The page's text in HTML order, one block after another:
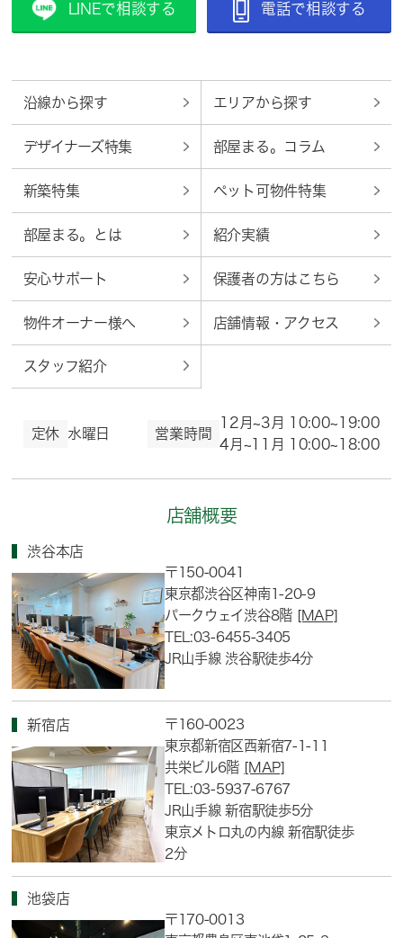
LINEで相談する 電話で相談する
沿線から探す エリアから探す
デザイナーズ特集 部屋まる。コラム
新築特集 ペット可物件特集
部屋まる。とは 紹介実績
安心サポート 保護者の方はこちら
物件オーナー様へ 店舗情報・アクセス
スタッフ紹介
定休 水曜日 営業時間
12月~3月 10:00~19:00
4月~11月 10:00~18:00
店舗概要
渋谷本店
〒150-0041
東京都渋谷区神南1-20-9
パークウェイ渋谷8階 [MAP]
TEL:03-6455-3405
JR山手線 渋谷駅徒歩4分
新宿店
〒160-0023
東京都新宿区西新宿7-1-11
共栄ビル6階 [MAP]
TEL:03-5937-6767
JR山手線 新宿駅徒歩5分
東京メトロ丸の内線 新宿駅徒歩
2分
池袋店
〒170-0013